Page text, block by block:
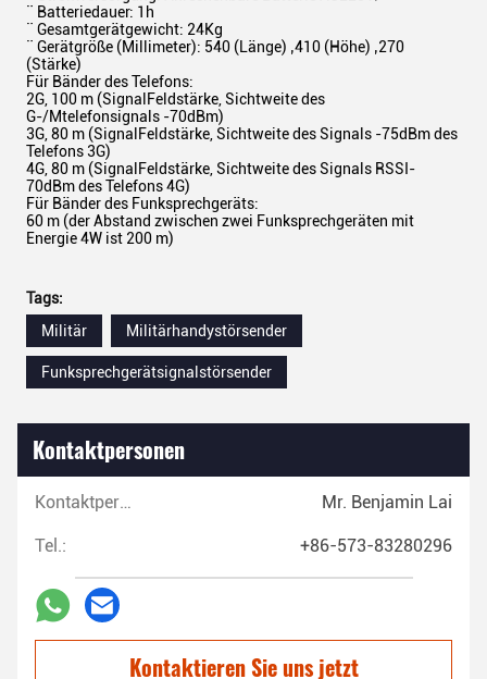
¨ Batteriedauer: 1h
¨ Gesamtgerätgewicht: 24Kg
¨ Gerätgröße (Millimeter): 540 (Länge) ‚410 (Höhe) ‚270
(Stärke)
Für Bänder des Telefons:
2G, 100 m (SignalFeldstärke, Sichtweite des
G-/Mtelefonsignals -70dBm)
3G, 80 m (SignalFeldstärke, Sichtweite des Signals -75dBm des
Telefons 3G)
4G, 80 m (SignalFeldstärke, Sichtweite des Signals RSSI-
70dBm des Telefons 4G)
Für Bänder des Funksprechgeräts:
60 m (der Abstand zwischen zwei Funksprechgeräten mit
Energie 4W ist 200 m)
Tags:
Militär
Militärhandystörsender
Funksprechgerätsignalstörsender
Kontaktpersonen
Kontaktpersonen: Mr. Benjamin Lai
Tel.: +86-573-83280296
Kontaktieren Sie uns jetzt